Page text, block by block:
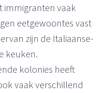
immigranten vaak
eetgewoontes vast
zijn de Italiaanse-
keuken.
kolonies heeft
vaak verschillend